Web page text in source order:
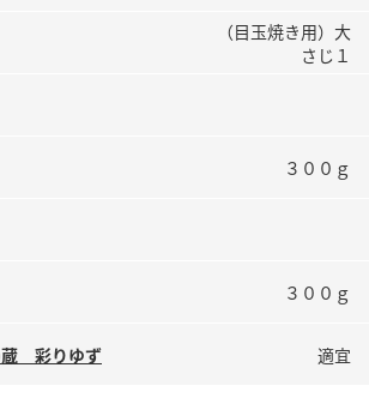
（目玉焼き用）大
さじ１
３００ｇ
３００ｇ
彩りゆず 適宜